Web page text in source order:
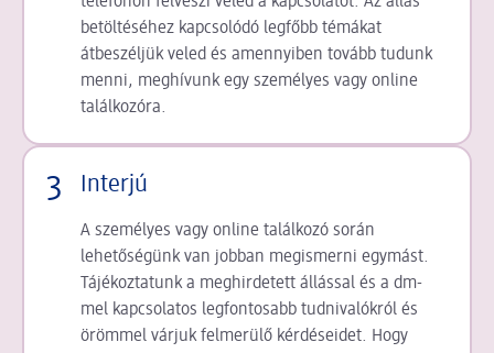
betöltéséhez kapcsolódó legfőbb témákat
átbeszéljük veled és amennyiben tovább tudunk
menni, meghívunk egy személyes vagy online
találkozóra.
3 Interjú
A személyes vagy online találkozó során
lehetőségünk van jobban megismerni egymást.
Tájékoztatunk a meghirdetett állással és a dm-
mel kapcsolatos legfontosabb tudnivalókról és
örömmel várjuk felmerülő kérdéseidet. Hogy